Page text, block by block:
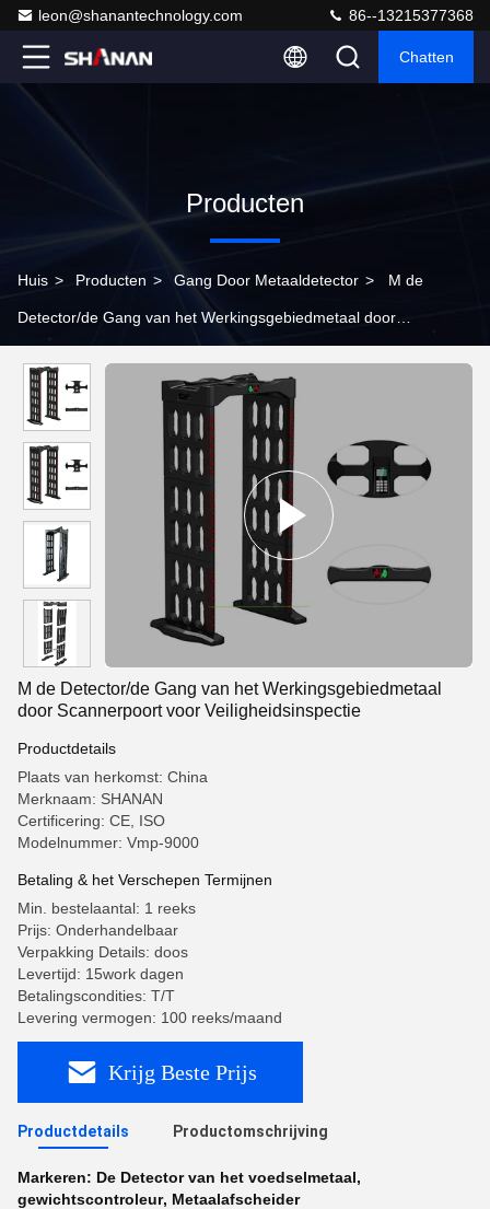
leon@shanantechnology.com 86--13215377368
Chatten
Producten
Huis > Producten > Gang Door Metaaldetector > M de
Detector/de Gang van het Werkingsgebiedmetaal door
M de Detector/de Gang van het Werkingsgebiedmetaal
door Scannerpoort voor Veiligheidsinspectie
Productdetails
Plaats van herkomst: China
Merknaam: SHANAN
Certificering: CE, ISO
Modelnummer: Vmp-9000
Betaling & het Verschepen Termijnen
Min. bestelaantal: 1 reeks
Prijs: Onderhandelbaar
Verpakking Details: doos
Levertijd: 15work dagen
Betalingscondities: T/T
Levering vermogen: 100 reeks/maand
Krijg Beste Prijs
Productdetails Productomschrijving
Markeren: De Detector van het voedselmetaal,
gewichtscontroleur, Metaalafscheider